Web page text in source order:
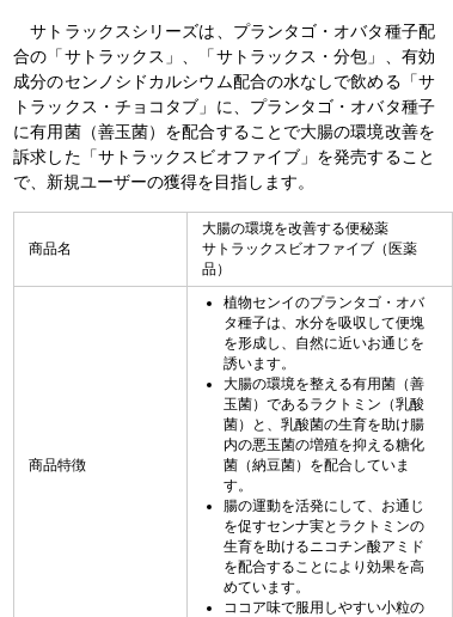
サトラックスシリーズは、プランタゴ・オバタ種子配
合の「サトラックス」、「サトラックス・分包」、有効
成分のセンノシドカルシウム配合の水なしで飲める「サ
トラックス・チョコタブ」に、プランタゴ・オバタ種子
に有用菌（善玉菌）を配合することで大腸の環境改善を
訴求した「サトラックスビオファイブ」を発売すること
で、新規ユーザーの獲得を目指します。
商品名
大腸の環境を改善する便秘薬
サトラックスビオファイブ（医薬
品）
商品特徴
植物センイのプランタゴ・オバ
タ種子は、水分を吸収して便塊
を形成し、自然に近いお通じを
誘います。
大腸の環境を整える有用菌（善
玉菌）であるラクトミン（乳酸
菌）と、乳酸菌の生育を助け腸
内の悪玉菌の増殖を抑える糖化
菌（納豆菌）を配合していま
す。
腸の運動を活発にして、お通じ
を促すセンナ実とラクトミンの
生育を助けるニコチン酸アミド
を配合することにより効果を高
めています。
ココア味で服用しやすい小粒の